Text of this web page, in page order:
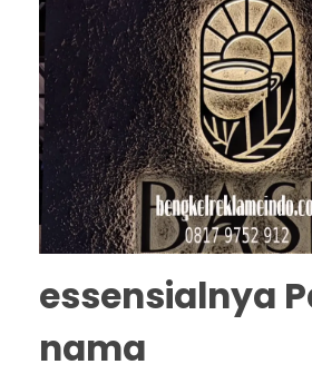
essensialnya
nama